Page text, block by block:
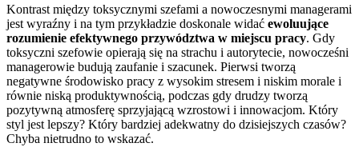
Kontrast między toksycznymi szefami a nowoczesnymi managerami
jest wyraźny i na tym przykładzie doskonale widać ewoluujące
rozumienie efektywnego przywództwa w miejscu pracy. Gdy
toksyczni szefowie opierają się na strachu i autorytecie, nowocześni
managerowie budują zaufanie i szacunek. Pierwsi tworzą
negatywne środowisko pracy z wysokim stresem i niskim morale i
równie niską produktywnością, podczas gdy drudzy tworzą
pozytywną atmosferę sprzyjającą wzrostowi i innowacjom. Który
styl jest lepszy? Który bardziej adekwatny do dzisiejszych czasów?
Chyba nietrudno to wskazać.